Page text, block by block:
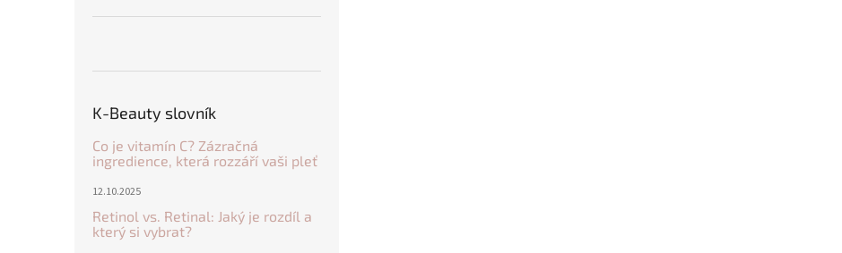
K-Beauty slovník
Co je vitamín C? Zázračná
ingredience, která rozzáří vaši pleť
12.10.2025
Retinol vs. Retinal: Jaký je rozdíl a
který si vybrat?